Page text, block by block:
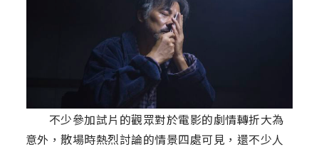
不少參加試片的觀眾對於電影的劇情轉折大為
意外，散場時熱烈討論的情景四處可見，還不少人